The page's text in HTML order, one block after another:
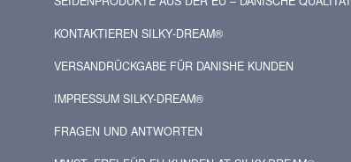
KONTAKTIEREN SILKY‑DREAM®
VERSANDRÜCKGABE FÜR DANISHE KUNDEN
IMPRESSUM SILKY-DREAM®
FRAGEN UND ANTWORTEN